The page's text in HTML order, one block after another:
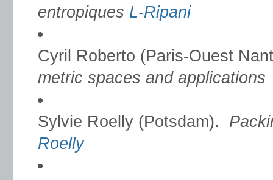
entropiques L-Ripani
Cyril Roberto (Paris-Ouest
metric spaces and applications
Sylvie Roelly (Potsdam).
Roelly